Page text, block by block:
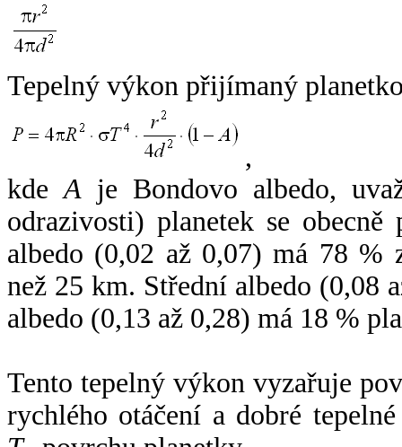
Tepelný výkon přijímaný
,
kdeA je Bondovo albedo,
odrazivosti) planetek se
albedo (0,02 až 0,07) má 78 %
než 25 km. Střední albedo (0,08
albedo (0,13 až 0,28) má 18 %
Tento tepelný výkon vyzařuje
rychlého otáčení a dobré